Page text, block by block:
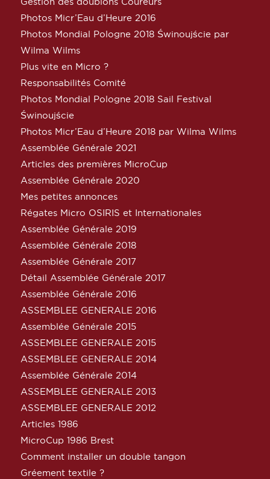
Photos Micr’Eau d’Heure 2016
Photos Mondial Pologne 2018 Świnoujście par
Wilma Wilms
Plus vite en Micro ?
Responsabilités Comité
Photos Mondial Pologne 2018 Sail Festival
Świnoujście
Photos Micr’Eau d’Heure 2018 par Wilma Wilms
Assemblée Générale 2021
Articles des premières MicroCup
Assemblée Générale 2020
Mes petites annonces
Régates Micro OSIRIS et Internationales
Assemblée Générale 2019
Assemblée Générale 2018
Assemblée Générale 2017
Détail Assemblée Générale 2017
Assemblée Générale 2016
ASSEMBLEE GENERALE 2016
Assemblée Générale 2015
ASSEMBLEE GENERALE 2015
ASSEMBLEE GENERALE 2014
Assemblée Générale 2014
ASSEMBLEE GENERALE 2013
ASSEMBLEE GENERALE 2012
Articles 1986
MicroCup 1986 Brest
Comment installer un double tangon
Gréement textile ?